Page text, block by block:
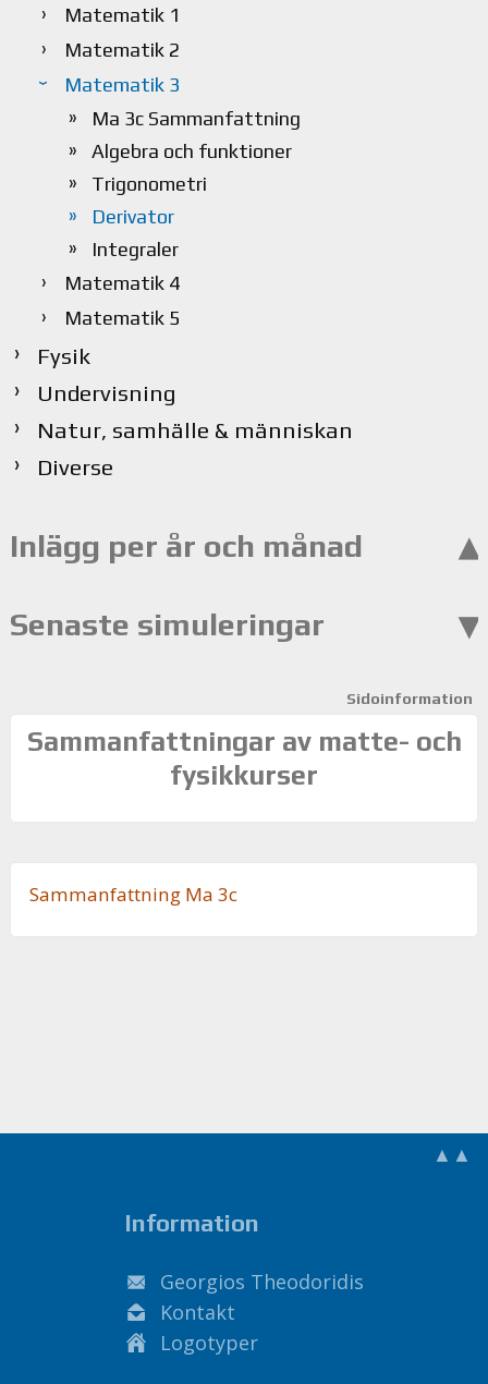
Matematik 1
Matematik 2
Matematik 3
Ma 3c Sammanfattning
Algebra och funktioner
Trigonometri
Derivator
Integraler
Matematik 4
Matematik 5
Fysik
Undervisning
Natur, samhälle & människan
Diverse
Inlägg per år och månad
Senaste simuleringar
Sidoinformation
Sammanfattningar av matte- och
fysikkurser
Sam­man­fatt­ning Ma 3c
▲▲
Information
Georgios Theodoridis
Kontakt
Logotyper